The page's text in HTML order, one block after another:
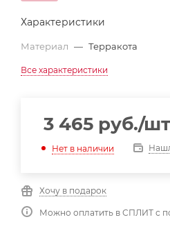
Характеристики
Материал — Терракота
Все характеристики
3 465 руб./шт
Нет в наличии
Хочу в подарок
Можно оплатить в СПЛИТ с